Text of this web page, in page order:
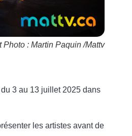
Photo : Martin Paquin /Mattv
3 au 13 juillet 2025 dans
les artistes avant de